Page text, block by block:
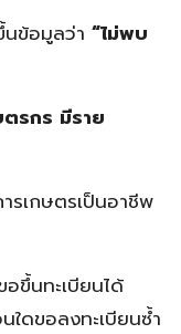
นข้อมูลว่า “ไม่พบ
รกร มีราย
รเกษตรเป็นอาชีพ
ขึ้นทะเบียนได้
ใดขอลงทะเบียนซ้ำ